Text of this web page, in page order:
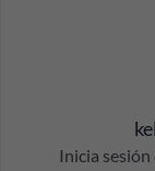
Inicia